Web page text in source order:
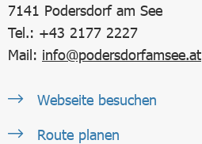
7141 Podersdorf am See
Tel.: +43 2177 2227
Mail: info@podersdorfamsee.at
Webseite besuchen
Route planen